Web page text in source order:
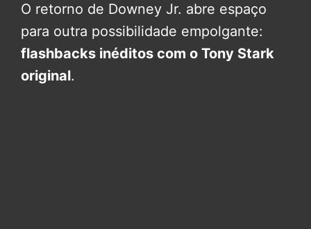
O retorno de Downey Jr. abre espaço
para outra possibilidade empolgante:
flashbacks inéditos com o Tony Stark
original.